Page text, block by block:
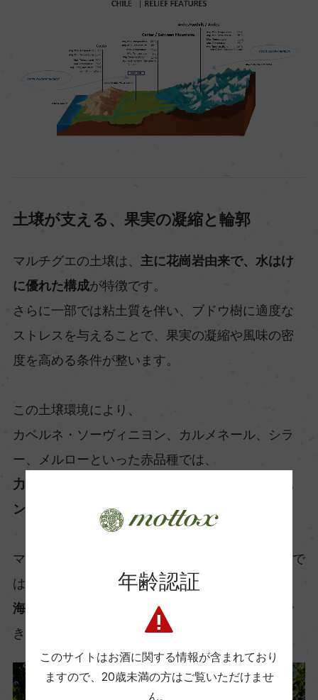
土壌が支える、果実の凝縮と輪郭
マルチグエの土壌は、 主に花崗岩由来で、水はけ
に優れた構成が特徴です。
さらに一部では粘土質を伴い、ブドウ樹に適度な
ストレスを与えることで、果実の凝縮や風味の密
度を高める条件が整います。
この土壌環境により、
カベルネ・ソーヴィニヨン、カルメネール、シラ
ー、メルローといった赤品種では、
力強さだけに偏らず、果実の厚み・熟したタンニ
ン・輪郭のある味わい
が生まれやすくなります。
マルチグエの価値は、単に“温暖でよく熟す”ことで
はなく、
海と土壌の両方によって、成熟と緊張感を両立
で
きることにあります。
年齢認証
このサイトはお酒に関する情報が含まれており
ますので、 20歳未満の方はご覧いただけませ
ん。